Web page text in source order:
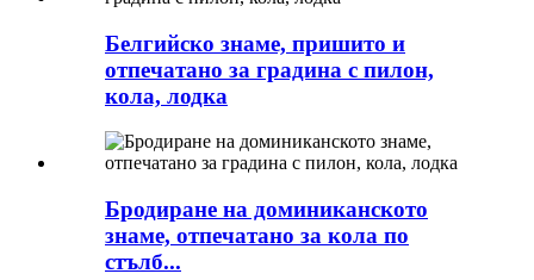
Белгийско знаме, пришито и
отпечатано за градина с пилон,
кола, лодка
Бродиране на доминиканското
знаме, отпечатано за кола по
стълб...